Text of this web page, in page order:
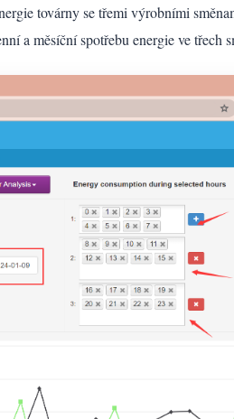
továrny se třemi výrobními
a měsíční spotřebu energie ve třech